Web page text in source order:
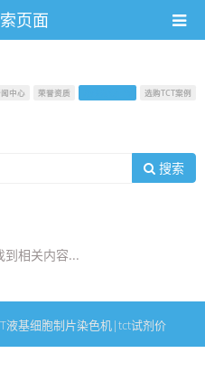
页面
中心 荣誉资质 选购TCT案例
搜索
到相关内容...
液基细胞制片染色机|tct试剂价